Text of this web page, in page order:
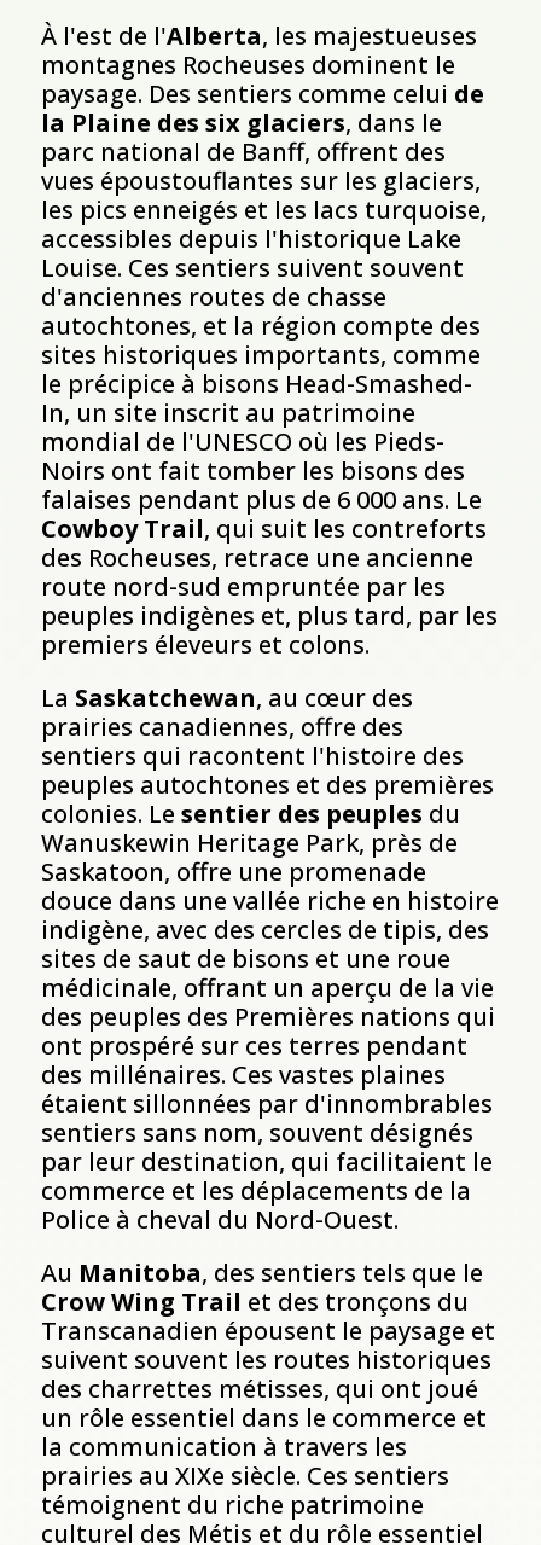
À l'est de l'Alberta, les majestueuses
montagnes Rocheuses dominent le
paysage. Des sentiers comme celui de
la Plaine des six glaciers, dans le
parc national de Banff, offrent des
vues époustouflantes sur les glaciers,
les pics enneigés et les lacs turquoise,
accessibles depuis l'historique Lake
Louise. Ces sentiers suivent souvent
d'anciennes routes de chasse
autochtones, et la région compte des
sites historiques importants, comme
le précipice à bisons Head-Smashed-
In, un site inscrit au patrimoine
mondial de l'UNESCO où les Pieds-
Noirs ont fait tomber les bisons des
falaises pendant plus de 6 000 ans. Le
Cowboy Trail, qui suit les contreforts
des Rocheuses, retrace une ancienne
route nord-sud empruntée par les
peuples indigènes et, plus tard, par les
premiers éleveurs et colons.
La Saskatchewan, au cœur des
prairies canadiennes, offre des
sentiers qui racontent l'histoire des
peuples autochtones et des premières
colonies. Le sentier des peuples du
Wanuskewin Heritage Park, près de
Saskatoon, offre une promenade
douce dans une vallée riche en histoire
indigène, avec des cercles de tipis, des
sites de saut de bisons et une roue
médicinale, offrant un aperçu de la vie
des peuples des Premières nations qui
ont prospéré sur ces terres pendant
des millénaires. Ces vastes plaines
étaient sillonnées par d'innombrables
sentiers sans nom, souvent désignés
par leur destination, qui facilitaient le
commerce et les déplacements de la
Police à cheval du Nord-Ouest.
Au Manitoba, des sentiers tels que le
Crow Wing Trail et des tronçons du
Transcanadien épousent le paysage et
suivent souvent les routes historiques
des charrettes métisses, qui ont joué
un rôle essentiel dans le commerce et
la communication à travers les
prairies au XIXe siècle. Ces sentiers
témoignent du riche patrimoine
culturel des Métis et du rôle essentiel